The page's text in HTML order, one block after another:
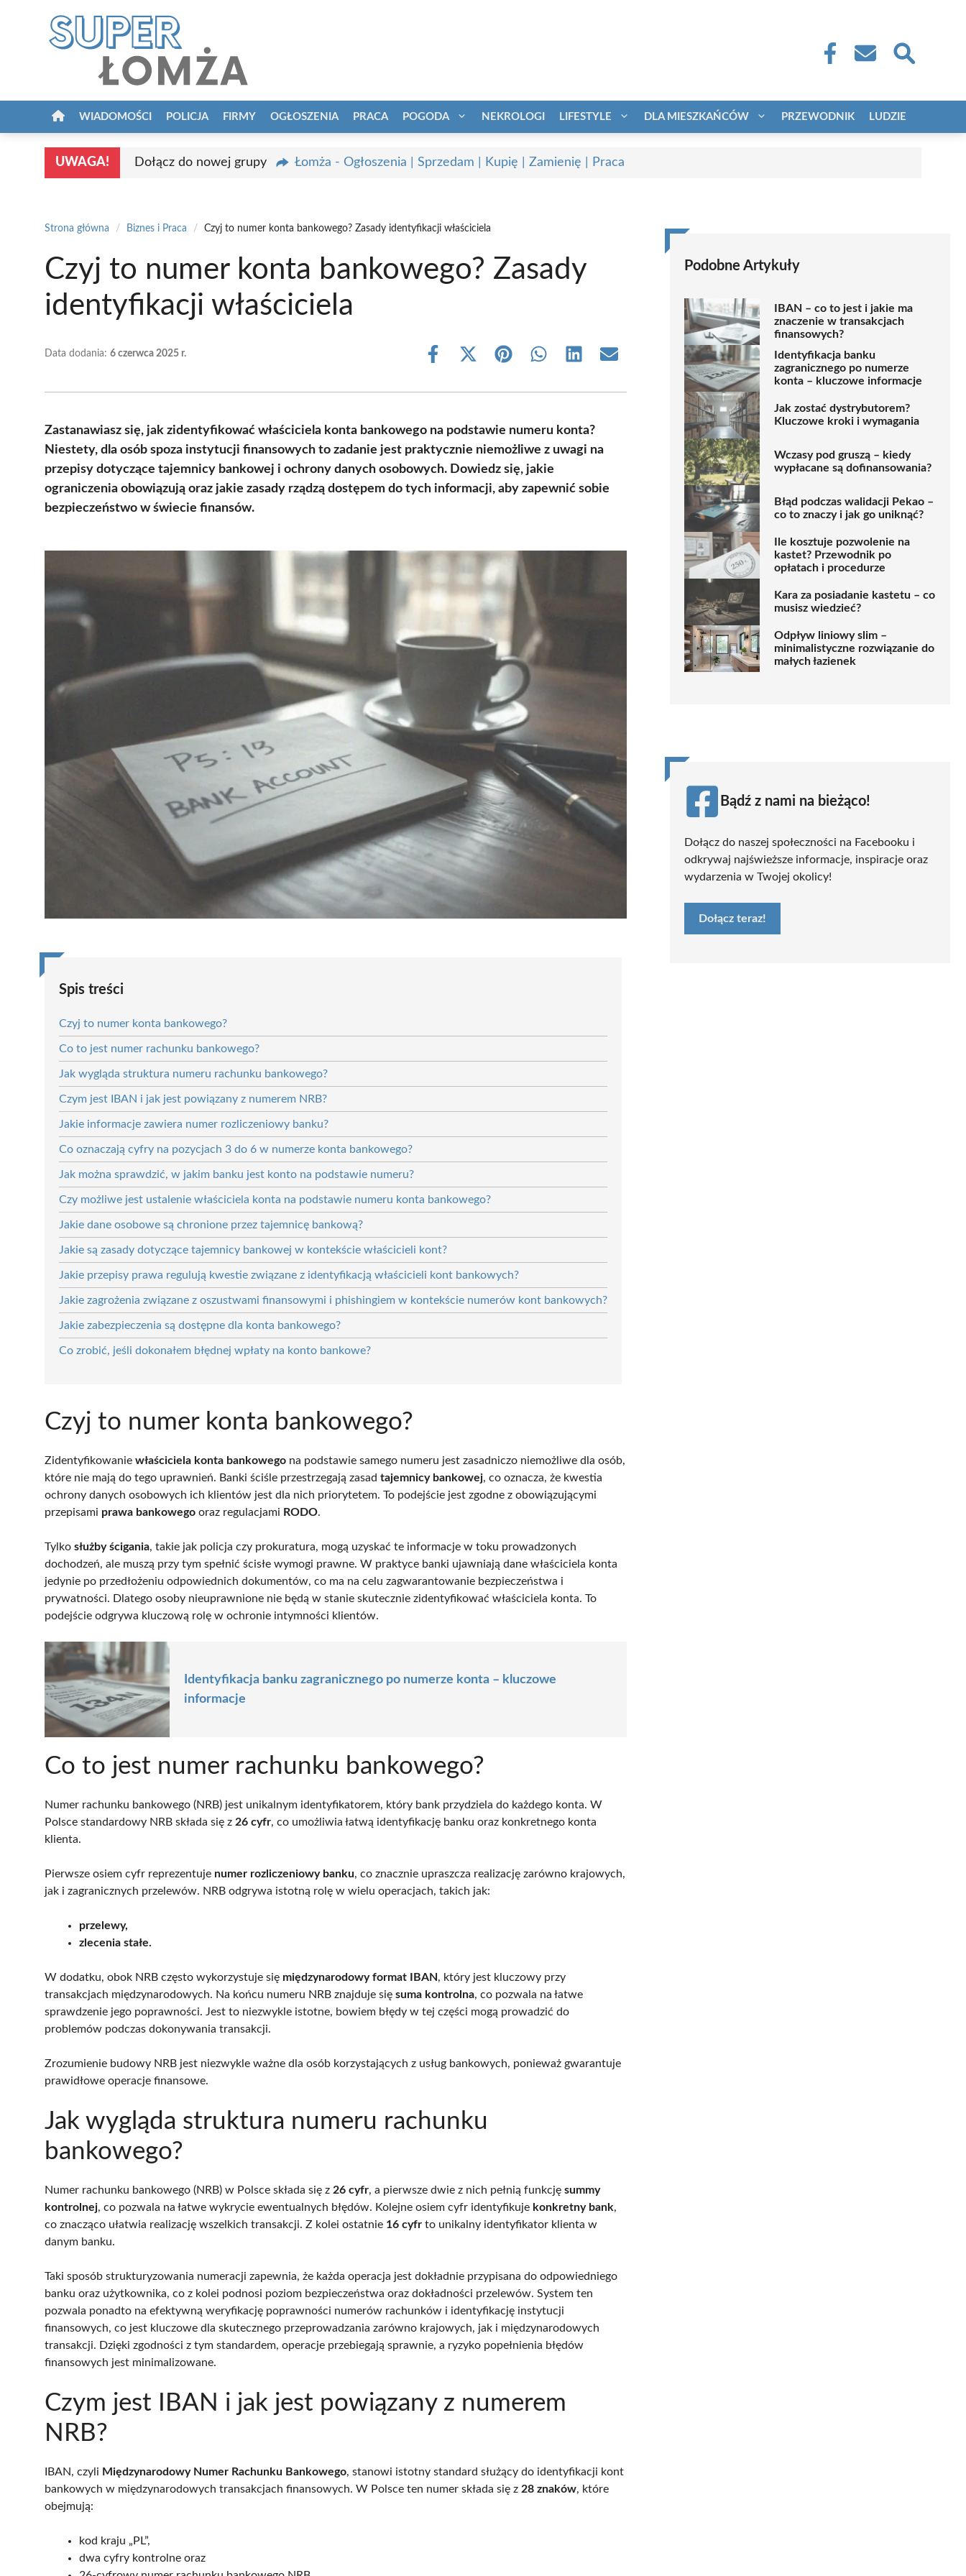
WIADOMOŚCI POLICJA FIRMY OGŁOSZENIA PRACA POGODA NEKROLOGI LIFESTYLE DLA MIESZKAŃCÓW PRZEWODNIK LUDZIE
UWAGA! Dołącz do nowej grupy Łomża - Ogłoszenia | Sprzedam | Kupię | Zamienię | Praca
Strona główna / Biznes i Praca / Czyj to numer konta bankowego? Zasady identyfikacji właściciela
Czyj to numer konta bankowego? Zasady
identyfikacji właściciela
Data dodania: 6 czerwca 2025 r.
Share
Share
(Twitter)
Share Share Share Share
Zastanawiasz się, jak zidentyfikować właściciela konta bankowego na podstawie numeru konta?
Niestety, dla osób spoza instytucji finansowych to zadanie jest praktycznie niemożliwe z uwagi na
przepisy dotyczące tajemnicy bankowej i ochrony danych osobowych. Dowiedz się, jakie
ograniczenia obowiązują oraz jakie zasady rządzą dostępem do tych informacji, aby zapewnić sobie
bezpieczeństwo w świecie finansów.
Spis treści
Czyj to numer konta bankowego?
Co to jest numer rachunku bankowego?
Jak wygląda struktura numeru rachunku bankowego?
Czym jest IBAN i jak jest powiązany z numerem NRB?
Jakie informacje zawiera numer rozliczeniowy banku?
Co oznaczają cyfry na pozycjach 3 do 6 w numerze konta bankowego?
Jak można sprawdzić, w jakim banku jest konto na podstawie numeru?
Czy możliwe jest ustalenie właściciela konta na podstawie numeru konta bankowego?
Jakie dane osobowe są chronione przez tajemnicę bankową?
Jakie są zasady dotyczące tajemnicy bankowej w kontekście właścicieli kont?
Jakie przepisy prawa regulują kwestie związane z identyfikacją właścicieli kont bankowych?
Jakie zagrożenia związane z oszustwami finansowymi i phishingiem w kontekście numerów kont bankowych?
Jakie zabezpieczenia są dostępne dla konta bankowego?
Co zrobić, jeśli dokonałem błędnej wpłaty na konto bankowe?
Czyj to numer konta bankowego?
Zidentyfikowanie właściciela konta bankowego na podstawie samego numeru jest zasadniczo niemożliwe dla osób,
które nie mają do tego uprawnień. Banki ściśle przestrzegają zasad tajemnicy bankowej, co oznacza, że kwestia
ochrony danych osobowych ich klientów jest dla nich priorytetem. To podejście jest zgodne z obowiązującymi
przepisami prawa bankowego oraz regulacjami RODO.
Tylko służby ścigania, takie jak policja czy prokuratura, mogą uzyskać te informacje w toku prowadzonych
dochodzeń, ale muszą przy tym spełnić ścisłe wymogi prawne. W praktyce banki ujawniają dane właściciela konta
jedynie po przedłożeniu odpowiednich dokumentów, co ma na celu zagwarantowanie bezpieczeństwa i
prywatności. Dlatego osoby nieuprawnione nie będą w stanie skutecznie zidentyfikować właściciela konta. To
podejście odgrywa kluczową rolę w ochronie intymności klientów.
Identyfikacja banku zagranicznego po numerze konta – kluczowe
informacje
Co to jest numer rachunku bankowego?
Numer rachunku bankowego (NRB) jest unikalnym identyfikatorem, który bank przydziela do każdego konta. W
Polsce standardowy NRB składa się z 26 cyfr, co umożliwia łatwą identyfikację banku oraz konkretnego konta
klienta.
Pierwsze osiem cyfr reprezentuje numer rozliczeniowy banku, co znacznie upraszcza realizację zarówno krajowych,
jak i zagranicznych przelewów. NRB odgrywa istotną rolę w wielu operacjach, takich jak:
przelewy,
zlecenia stałe.
W dodatku, obok NRB często wykorzystuje się międzynarodowy format IBAN, który jest kluczowy przy
transakcjach międzynarodowych. Na końcu numeru NRB znajduje się suma kontrolna, co pozwala na łatwe
sprawdzenie jego poprawności. Jest to niezwykle istotne, bowiem błędy w tej części mogą prowadzić do
problemów podczas dokonywania transakcji.
Zrozumienie budowy NRB jest niezwykle ważne dla osób korzystających z usług bankowych, ponieważ gwarantuje
prawidłowe operacje finansowe.
Jak wygląda struktura numeru rachunku
bankowego?
Numer rachunku bankowego (NRB) w Polsce składa się z 26 cyfr, a pierwsze dwie z nich pełnią funkcję summy
kontrolnej, co pozwala na łatwe wykrycie ewentualnych błędów. Kolejne osiem cyfr identyfikuje konkretny bank,
co znacząco ułatwia realizację wszelkich transakcji. Z kolei ostatnie 16 cyfr to unikalny identyfikator klienta w
danym banku.
Taki sposób strukturyzowania numeracji zapewnia, że każda operacja jest dokładnie przypisana do odpowiedniego
banku oraz użytkownika, co z kolei podnosi poziom bezpieczeństwa oraz dokładności przelewów. System ten
pozwala ponadto na efektywną weryfikację poprawności numerów rachunków i identyfikację instytucji
finansowych, co jest kluczowe dla skutecznego przeprowadzania zarówno krajowych, jak i międzynarodowych
transakcji. Dzięki zgodności z tym standardem, operacje przebiegają sprawnie, a ryzyko popełnienia błędów
finansowych jest minimalizowane.
Czym jest IBAN i jak jest powiązany z numerem
NRB?
IBAN, czyli Międzynarodowy Numer Rachunku Bankowego, stanowi istotny standard służący do identyfikacji kont
bankowych w międzynarodowych transakcjach finansowych. W Polsce ten numer składa się z 28 znaków, które
obejmują:
kod kraju „PL”,
dwa cyfry kontrolne oraz
Podobne Artykuły
IBAN – co to jest i jakie ma
znaczenie w transakcjach
finansowych?
Identyfikacja banku
zagranicznego po numerze
konta – kluczowe informacje
Jak zostać dystrybutorem?
Kluczowe kroki i wymagania
Wczasy pod gruszą – kiedy
wypłacane są dofinansowania?
Błąd podczas walidacji Pekao –
co to znaczy i jak go uniknąć?
Ile kosztuje pozwolenie na
kastet? Przewodnik po
opłatach i procedurze
Kara za posiadanie kastetu – co
musisz wiedzieć?
Odpływ liniowy slim –
minimalistyczne rozwiązanie do
małych łazienek
Bądź z nami na bieżąco!
Dołącz do naszej społeczności na Facebooku i
odkrywaj najświeższe informacje, inspiracje oraz
wydarzenia w Twojej okolicy!
Dołącz teraz!